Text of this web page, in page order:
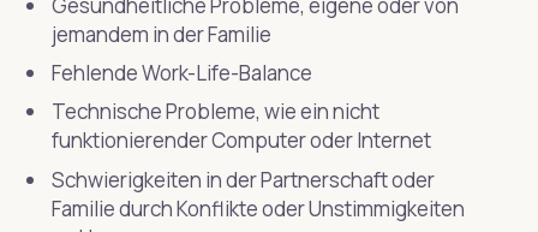
jemandem in der Familie
Fehlende Work-Life-Balance
Technische Probleme, wie ein nicht
funktionierender Computer oder Internet
Schwierigkeiten in der Partnerschaft oder
Familie durch Konflikte oder Unstimmigkeiten